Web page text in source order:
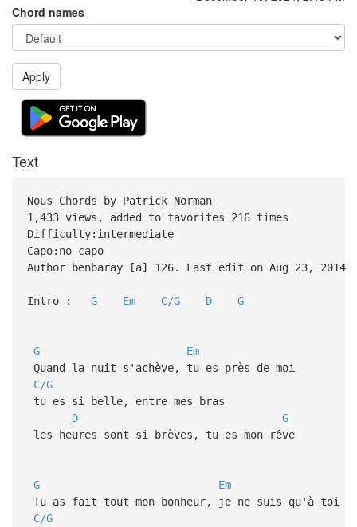
Chord names
Apply
Text
Nous Chords by Patrick Norman
1,433 views, added to favorites 216 times
Difficulty:intermediate
Capo:no capo
Author benbaray [a] 126. Last edit on Aug 23, 2014
Intro : G Em C/G D G
G
Em
Quand la nuit s'achève, tu es près de moi
C/G
tu es si belle, entre mes bras
D
G
les heures sont si brèves, tu es mon rêve
G
Em
Tu as fait tout mon bonheur, je ne suis qu'à toi
C/G